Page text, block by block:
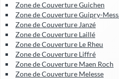
Zone de Couverture Guichen
Zone de Couverture Guipry-
Zone de Couverture Janzé
Zone de Couverture Laillé
Zone de Couverture Le Rheu
Zone de Couverture Liffré
Zone de Couverture Maen Roch
Zone de Couverture Melesse